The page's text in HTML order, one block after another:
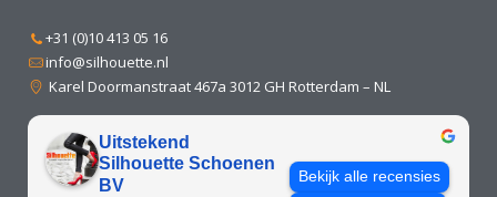
+31 (0)10 413 05 16
info@silhouette.nl
Karel Doormanstraat 467a 3012 GH Rotterdam – NL
Uitstekend
Silhouette Schoenen
BV
Bekijk alle recensies